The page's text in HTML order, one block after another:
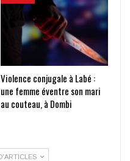
Violence conjugale à Labé :
une femme éventre son mari
au couteau, à Dombi